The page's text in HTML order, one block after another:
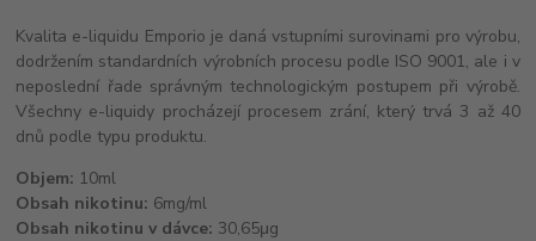
Kvalita e-liquidu Emporio je daná vstupními surovinami pro výrobu,
dodržením standardních výrobních procesu podle ISO 9001, ale i v
neposlední řade správným technologickým postupem při výrobě.
Všechny e-liquidy procházejí procesem zrání, který trvá 3 až 40
dnů podle typu produktu.
Objem: 10ml
Obsah nikotinu: 6mg/ml
Obsah nikotinu v dávce: 30,65μg